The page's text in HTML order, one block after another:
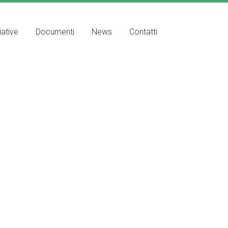
Documenti News Contatti